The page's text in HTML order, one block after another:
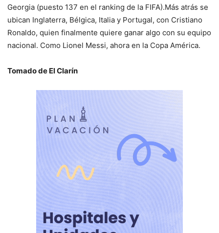
Georgia (puesto 137 en el ranking de la FIFA).Más atrás se
ubican Inglaterra, Bélgica, Italia y Portugal, con Cristiano
Ronaldo, quien finalmente quiere ganar algo con su equipo
nacional. Como Lionel Messi, ahora en la Copa América.
Tomado de El Clarín